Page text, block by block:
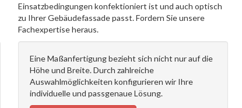
Einsatzbedingungen konfektioniert ist und auch optisch
zu Ihrer Gebäudefassade passt. Fordern Sie unsere
Fachexpertise heraus.
Eine Maßanfertigung bezieht sich nicht nur auf die
Höhe und Breite. Durch zahlreiche
Auswahlmöglichkeiten konfigurieren wir Ihre
individuelle und passgenaue Lösung.